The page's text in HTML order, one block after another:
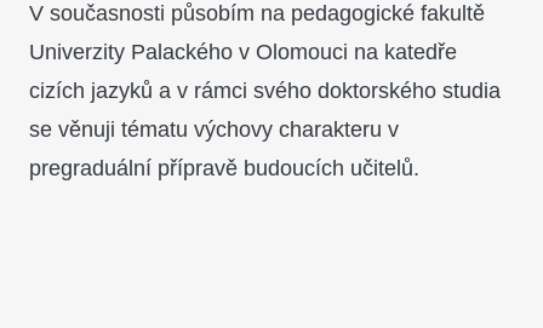
V současnosti působím na pedagogické fakultě
Univerzity Palackého v Olomouci na katedře
cizích jazyků a v rámci svého doktorského studia
se věnuji tématu výchovy charakteru v
pregraduální přípravě budoucích učitelů.